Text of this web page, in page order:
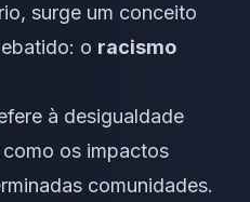
surge um conceito
o racismo
à desigualdade
os impactos
comunidades.